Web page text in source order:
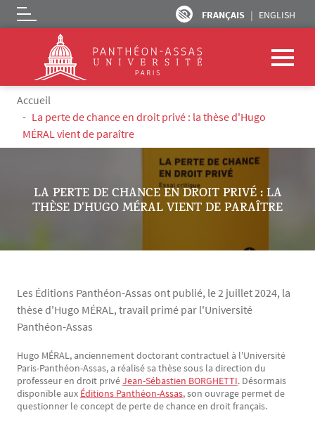
Aller au contenu principal
FRANÇAIS ENGLISH
Logo
Fil d'Ariane
Accueil
La perte de chance en droit privé : la thèse d'Hugo
MÉRAL vient de paraître
LA PERTE DE CHANCE EN DROIT PRIVÉ : LA
THÈSE D'HUGO MÉRAL VIENT DE PARAÎTRE
Les Éditions Panthéon-Assas ont publié, le 2 juillet 2024, la
thèse d'Hugo MÉRAL, travail primé par l'Université
Panthéon-Assas
Texte
Hugo MÉRAL, anciennement doctorant contractuel à l'Université
Paris-Panthéon-Assas, a réalisé sa thèse sous la direction du
professeur en droit privéJean-Sébastien BORGHETTI. Désormais
disponible aux Éditions Panthéon-Assas, son ouvrage permet de
questionner le concept de perte de chance en droit français.